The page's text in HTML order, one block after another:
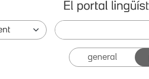
general